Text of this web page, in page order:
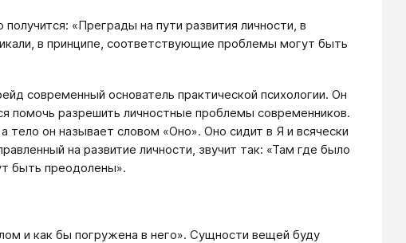
«Преграды на пути развития личности, в
в принципе, соответствующие проблемы могут быть
современный основатель практической психологии. Он
помочь разрешить личностные проблемы современников.
тело он называет словом «Оно». Оно сидит в Я и всячески
на развитие личности, звучит так: «Там где было
быть преодолены».
и как бы погружена в него». Сущности вещей буду